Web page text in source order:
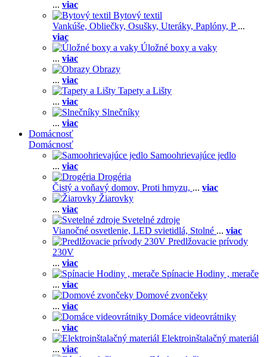
... viac
Bytový textil
Vankúše, Obliečky, Osušky, Uteráky, Paplóny, P ...
viac
Úložné boxy a vaky
... viac
Obrazy
... viac
Tapety a Lišty
... viac
Slnečníky
... viac
Domácnosť
Domácnosť
Samoohrievajúce jedlo
... viac
Drogéria
Čistý a voňavý domov, Proti hmyzu, ... viac
Žiarovky
... viac
Svetelné zdroje
Vianočné osvetlenie, LED svietidlá, Stolné ... viac
Predlžovacie prívody
230V
... viac
Spínacie Hodiny , merače
... viac
Domové zvončeky
... viac
Domáce videovrátniky
... viac
Elektroinštalačný materiál
... viac